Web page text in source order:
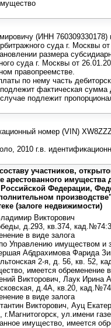
(ИНН 760309330178)
суда г. Москвы от
размера
суда г. Москвы от
правопреемстве.
по нему часть
фактическая
подлежит
номер (VIN)
2010 г.в.
участников,
имущества
Российской Федерации,
(залоге недвижимости)
Викторович
д.293, кв.374,
в виде залога
Управлению имуществом и
Абдрахимова Фарида
2-я, д. 56, кв. 52,
имеется обременение
Викторович, Лаук Ирина
д.4А, кв.20,
в виде залога
Викторович, Ауц
ул.имени
имущество, имеется